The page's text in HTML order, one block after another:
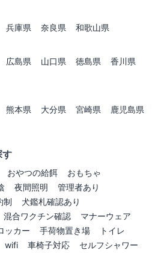
兵庫県 奈良県
和歌山県
広島県 山口県 徳島県
香川県
熊本県 大分県 宮崎県
鹿児島県
す
おやつの給餌
おもちゃ
夜間照明
管理者あり
制
犬鑑札確認あり
混合ワクチン確認
マナーウェア
ッカー 手荷物置き場
トイレ
wifi 車椅子対応
セルフシャワー